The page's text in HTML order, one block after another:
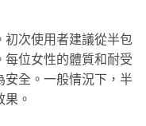
初次使用者建議從半包
每位女性的體質和耐受
安全。一般情況下，半
。